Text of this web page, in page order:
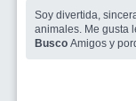
Soy divertida,
animales. Me gusta
Busco Amigos y